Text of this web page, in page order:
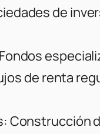
de
de renta